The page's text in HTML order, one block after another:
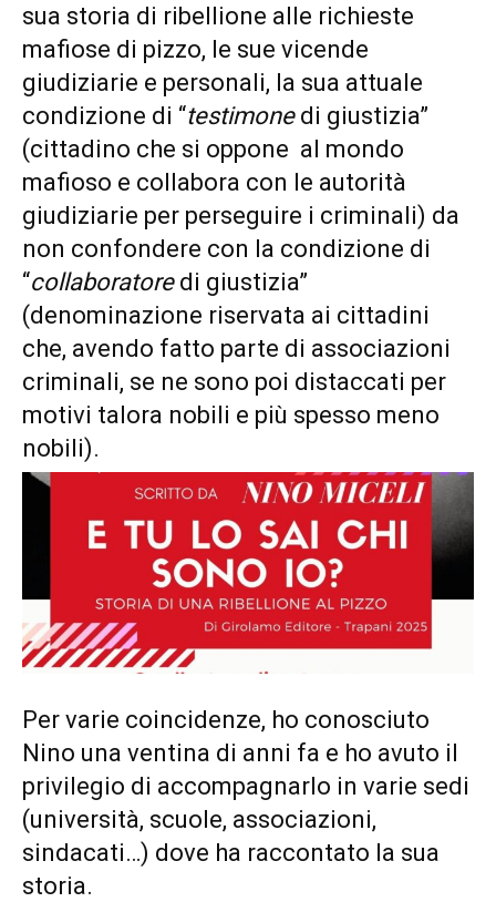
sua storia di ribellione alle richieste
mafiose di pizzo, le sue vicende
giudiziarie e personali, la sua attuale
condizione di “testimonedi giustizia”
(cittadino che si oppone al mondo
mafioso e collabora con le autorità
giudiziarie per perseguire i criminali) da
non confondere con la condizione di
“collaboratoredi giustizia”
(denominazione riservata ai cittadini
che, avendo fatto parte di associazioni
criminali, se ne sono poi distaccati per
motivi talora nobili e più spesso meno
nobili).
Per varie coincidenze, ho conosciuto
Nino una ventina di anni fa e ho avuto il
privilegio di accompagnarlo in varie sedi
(università, scuole, associazioni,
sindacati…) dove ha raccontato la sua
storia.